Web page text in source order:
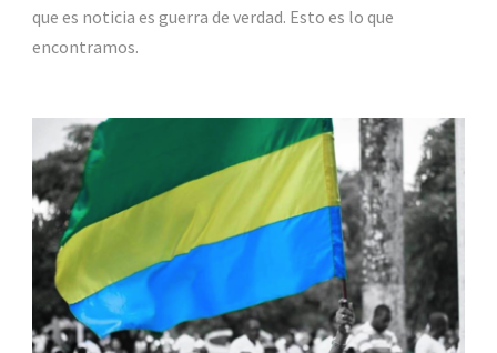
que es noticia es guerra de verdad. Esto es lo que
encontramos.